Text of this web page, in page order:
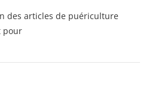
des articles de puériculture
pour